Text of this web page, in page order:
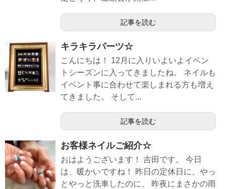
記事を読む
キラキラパーツ☆
こんにちは！ 12月に入りいよいよイベン
トシーズンに入ってきましたね。 ネイルも
イベント事に合わせて楽しまれる方も増え
てきました。 そして...
記事を読む
お客様ネイルご紹介☆
おはようございます！ 吉田です。 今日
は、暖かいですね！ 昨日の定休日に、やっ
とやっと洗車したのに、 昨夜にまさかの雨